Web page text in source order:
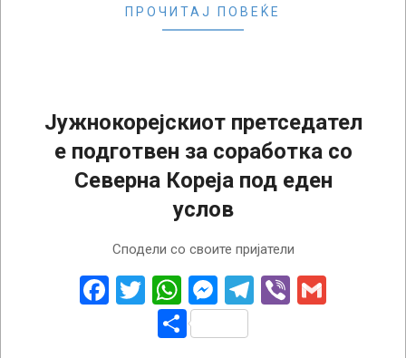
ПРОЧИТАЈ ПОВЕЌЕ
Јужнокорејскиот претседател
е подготвен за соработка со
Северна Кореја под еден
услов
Сподели со своите пријатели
Facebook
Twitter
WhatsApp
Messenger
Telegram
Viber
Share